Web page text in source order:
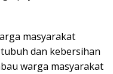
masyarakat
dan kebersihan
warga masyarakat